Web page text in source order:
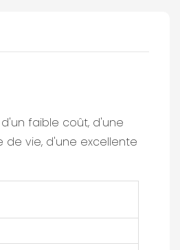
faible coût, d'une
vie, d'une excellente